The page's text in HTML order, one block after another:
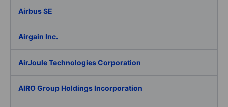
Airbus SE
Airgain Inc.
AirJoule Technologies Corporation
AIRO Group Holdings Incorporation